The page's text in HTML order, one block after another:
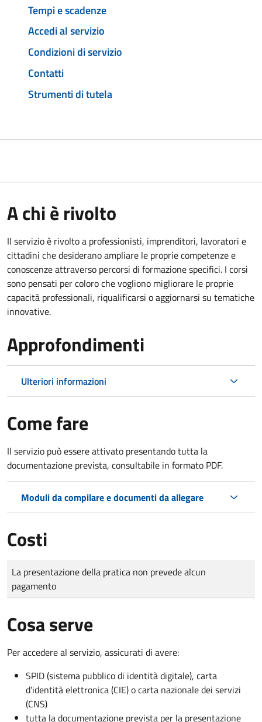
Tempi e scadenze
Accedi al servizio
Condizioni di servizio
Contatti
Strumenti di tutela
A chi è rivolto
Il servizio è rivolto a professionisti, imprenditori, lavoratori e
cittadini che desiderano ampliare le proprie competenze e
conoscenze attraverso percorsi di formazione specifici. I corsi
sono pensati per coloro che vogliono migliorare le proprie
capacità professionali, riqualificarsi o aggiornarsi su tematiche
innovative.
Approfondimenti
Ulteriori informazioni
Come fare
Il servizio può essere attivato presentando tutta la
documentazione prevista, consultabile in formato PDF.
Moduli da compilare e documenti da allegare
Costi
Tipo di pagamento
Importo
La presentazione della pratica non prevede alcun
pagamento
Cosa serve
Per accedere al servizio, assicurati di avere:
SPID (sistema pubblico di identità digitale), carta
d’identità elettronica (CIE) o carta nazionale dei servizi
(CNS)
tutta la documentazione prevista per la presentazione